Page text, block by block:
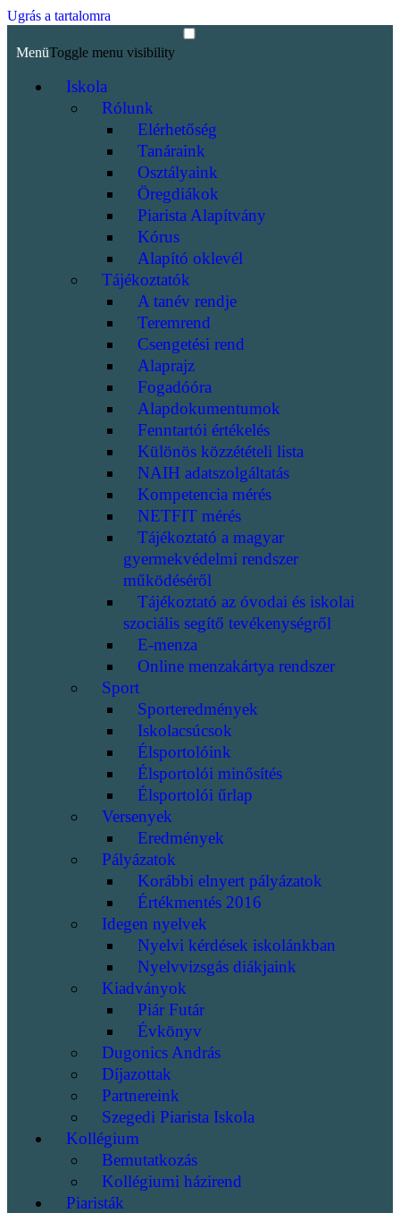
Ugrás a tartalomra
MenüToggle menu visibility
Iskola
Rólunk
Elérhetőség
Tanáraink
Osztályaink
Öregdiákok
Piarista Alapítvány
Kórus
Alapító oklevél
Tájékoztatók
A tanév rendje
Teremrend
Csengetési rend
Alaprajz
Fogadóóra
Alapdokumentumok
Fenntartói értékelés
Különös közzétételi lista
NAIH adatszolgáltatás
Kompetencia mérés
NETFIT mérés
Tájékoztató a magyar
gyermekvédelmi rendszer
működéséről
Tájékoztató az óvodai és iskolai
szociális segítő tevékenységről
E-menza
Online menzakártya rendszer
Sport
Sporteredmények
Iskolacsúcsok
Élsportolóink
Élsportolói minősítés
Élsportolói űrlap
Versenyek
Eredmények
Pályázatok
Korábbi elnyert pályázatok
Értékmentés 2016
Idegen nyelvek
Nyelvi kérdések iskolánkban
Nyelvvizsgás diákjaink
Kiadványok
Piár Futár
Évkönyv
Dugonics András
Díjazottak
Partnereink
Szegedi Piarista Iskola
Kollégium
Bemutatkozás
Kollégiumi házirend
Piaristák